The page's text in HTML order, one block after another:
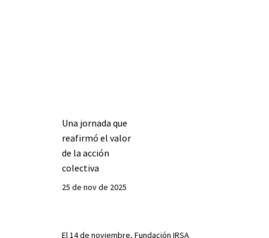
Una jornada que
reafirmó el valor
de la acción
colectiva
25 de nov de 2025
El 14 de noviembre, Fundación IRSA